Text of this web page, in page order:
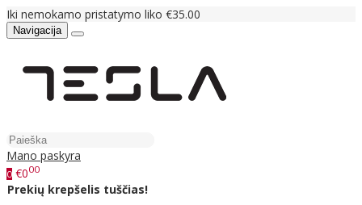
Iki nemokamo pristatymo liko €35.00
Navigacija
Mano paskyra
0 €000
Prekių krepšelis tuščias!